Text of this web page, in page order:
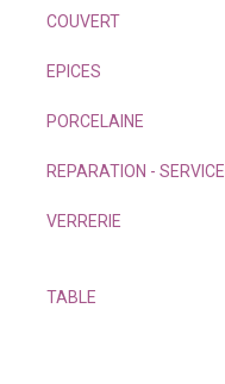
COUVERT
EPICES
PORCELAINE
REPARATION - SERVICE
VERRERIE
TABLE